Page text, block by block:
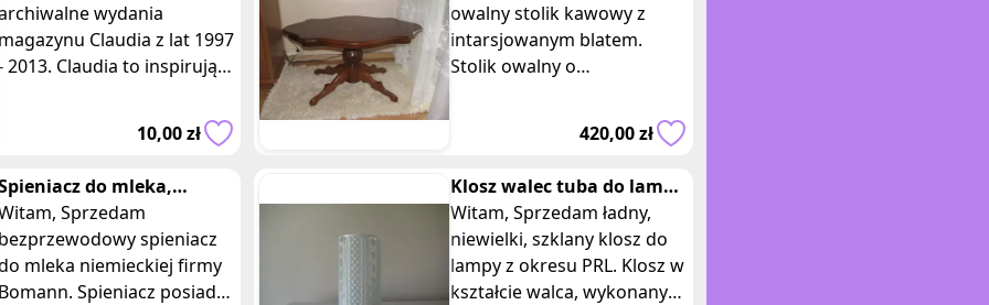
wydania
Claudia z lat 1997
Claudia to inspirujący
10,00 zł
stół
owalny stolik kawowy z
intarsjowanym blatem.
Stolik owalny o
zaokrąglonymi krawędz
420,00 zł
do mleka,
mini mikser
Sprzedam
spieniacz
mleka niemieckiej firmy
Spieniacz posiada
Klosz walec tuba do lampy
wiszącej kinkietu lub
lampki nocne
Witam, Sprzedam ładny,
niewielki, szklany klosz do
lampy z okresu PRL. Klosz w
kształcie walca, wykonany